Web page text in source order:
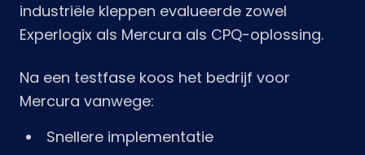
industriële kleppen evalueerde zowel
Experlogix als Mercura als CPQ-oplossing.
Na een testfase koos het bedrijf voor
Mercura vanwege:
Snellere implementatie